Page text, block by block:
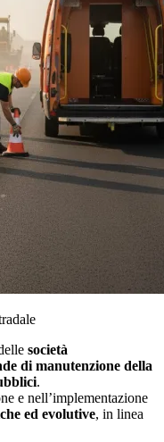
società
di manutenzione della
.
e nell’implementazione
ed evolutive, in linea